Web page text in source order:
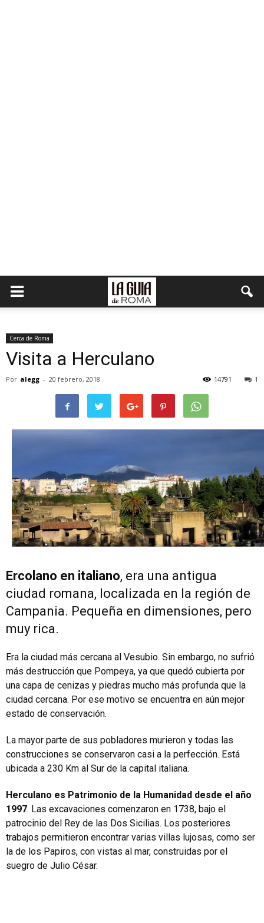
Cerca de Roma
Visita a Herculano
Por alegg - 20 febrero, 2018 1
14791
Ercolano en italiano, era una antigua
ciudad romana, localizada en la región de
Campania. Pequeña en dimensiones, pero
muy rica.
Era la ciudad más cercana al Vesubio. Sin embargo, no sufrió
más destrucción que Pompeya, ya que quedó cubierta por
una capa de cenizas y piedras mucho más profunda que la
ciudad cercana. Por ese motivo se encuentra en aún mejor
estado de conservación.
La mayor parte de sus pobladores murieron y todas las
construcciones se conservaron casi a la perfección. Está
ubicada a 230 Km al Sur de la capital italiana.
Herculano es Patrimonio de la Humanidad desde el año
1997. Las excavaciones comenzaron en 1738, bajo el
patrocinio del Rey de las Dos Sicilias. Los posteriores
trabajos permitieron encontrar varias villas lujosas, como ser
la de los Papiros, con vistas al mar, construidas por el
suegro de Julio César.